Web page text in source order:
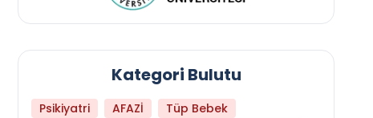
Kategori Bulutu
Psikiyatri AFAZİ
Tüp Bebek